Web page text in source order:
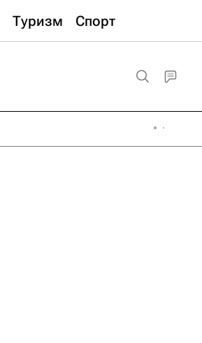
Туризм Спорт